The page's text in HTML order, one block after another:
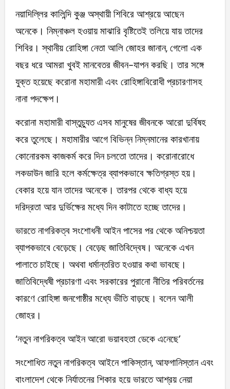
নয়াদিল্লির কালিন্দি কুঞ্জ অস্থায়ী শিবিরে আশ্রয়ে আছেন
অনেকে। নিম্নাঞ্চল হওয়ায় মাঝারি বৃষ্টিতেই তলিয়ে যায় তাদের
শিবির। স্থানীয় রোহিঙ্গা নেতা আলি জোহর জানান, গেলো এক
বছর ধরে আমরা খুবই মানবেতর জীবন-যাপন করছি। তার সঙ্গে
যুক্ত হয়েছে করোনা মহামারী এবং রোহিঙ্গাবিরোধী প্রচারণাসহ
নানা পদক্ষেপ।
করোনা মহামারী বাস্তুচ্যুত এসব মানুষের জীবনকে আরো দুর্বিষহ
করে তুলেছে। মহামারীর আগে বিভিন্ন নিম্নমানের কারখানায়
কোনোরকম কাজকর্ম করে দিন চলতো তাদের। করোনারোধে
লকডাউন জারি হলে কর্মক্ষেত্র ব্যাপকভাবে ক্ষতিগ্রস্ত হয়।
বেকার হয়ে যান তাদের অনেকে। তারপর থেকে বাধ্য হয়ে
দরিদ্রতা আর দুর্ভিক্ষের মধ্যে দিন কাটাতে হচ্ছে তাদের।
ভারতে নাগরিকত্ব সংশোধনী আইন পাসের পর থেকে অনিশ্চয়তা
ব্যাপকভাবে বেড়েছে। বেড়েছ জাতিবিদ্বেষ। অনেকে এখন
পালাতে চাইছে। অথবা ধর্মান্তরিত হওয়ার কথা ভাবছে।
জাতিবিদ্ধেষী প্রচারণা এবং সরকারের পুরানো নীতির পরিবর্তনের
কারণে রোহিঙ্গা জনগোষ্ঠীর মধ্যে ভীতি বাড়ছে। বলেন আলী
জোহর।
‘নতুন নাগরিকত্ব আইন আরো ভয়াবহতা ডেকে এনেছে’
সংশোধিত নতুন নাগরিকত্ব আইনে পাকিস্তান, আফগানিস্তান এবং
বাংলাদেশ থেকে নির্যাতনের শিকার হয়ে ভারতে আশ্রয় নেয়া